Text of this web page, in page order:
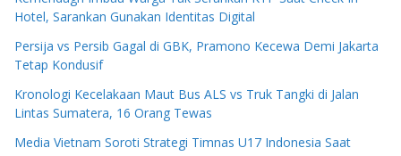
Hotel, Sarankan Gunakan Identitas Digital
Persija vs Persib Gagal di GBK, Pramono Kecewa Demi Jakarta
Tetap Kondusif
Kronologi Kecelakaan Maut Bus ALS vs Truk Tangki di Jalan
Lintas Sumatera, 16 Orang Tewas
Media Vietnam Soroti Strategi Timnas U17 Indonesia Saat